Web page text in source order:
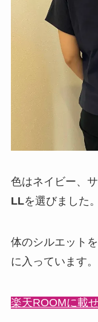
色はネイビー、
LLを選びました
体のシルエット
に入っています。
楽天ROOMに載